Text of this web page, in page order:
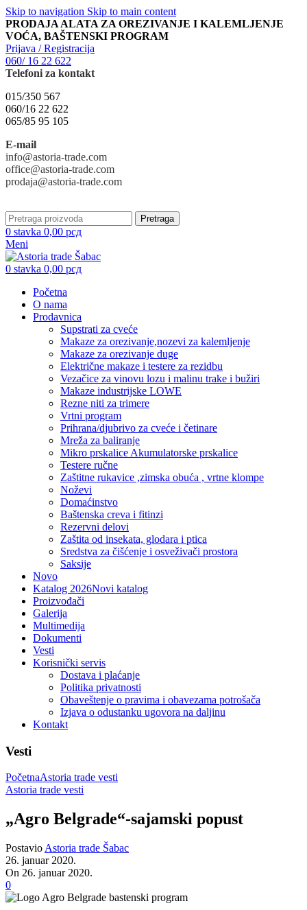
Skip to navigation Skip to main content
PRODAJA ALATA ZA OREZIVANJE I KALEMLJENJE
VOĆA, BAŠTENSKI PROGRAM
Prijava / Registracija
060/ 16 22 622
Telefoni za kontakt
015/350 567
060/16 22 622
065/85 95 105
E-mail
info@astoria-trade.com
office@astoria-trade.com
prodaja@astoria-trade.com
Pretraga
0 stavka 0,00 рсд
Meni
0 stavka 0,00 рсд
Početna
O nama
Prodavnica
Supstrati za cveće
Makaze za orezivanje,nozevi za kalemljenje
Makaze za orezivanje duge
Električne makaze i testere za rezidbu
Vezačice za vinovu lozu i malinu trake i bužiri
Makaze industrijske LOWE
Rezne niti za trimere
Vrtni program
Prihrana/djubrivo za cveće i četinare
Mreža za baliranje
Mikro prskalice Akumulatorske prskalice
Testere ručne
Zaštitne rukavice ,zimska obuća , vrtne klompe
Noževi
Domaćinstvo
Baštenska creva i fitinzi
Rezervni delovi
Zaštita od insekata, glodara i ptica
Sredstva za čišćenje i osveživači prostora
Saksije
Novo
Katalog 2026Novi katalog
Proizvođači
Galerija
Multimedija
Dokumenti
Vesti
Korisnički servis
Dostava i plaćanje
Politika privatnosti
Obaveštenje o pravima i obavezama potrošača
Izjava o odustanku ugovora na daljinu
Kontakt
Vesti
PočetnaAstoria trade vesti
Astoria trade vesti
„Agro Belgrade“-sajamski popust
Postavio Astoria trade Šabac
26. januar 2020.
On 26. januar 2020.
0